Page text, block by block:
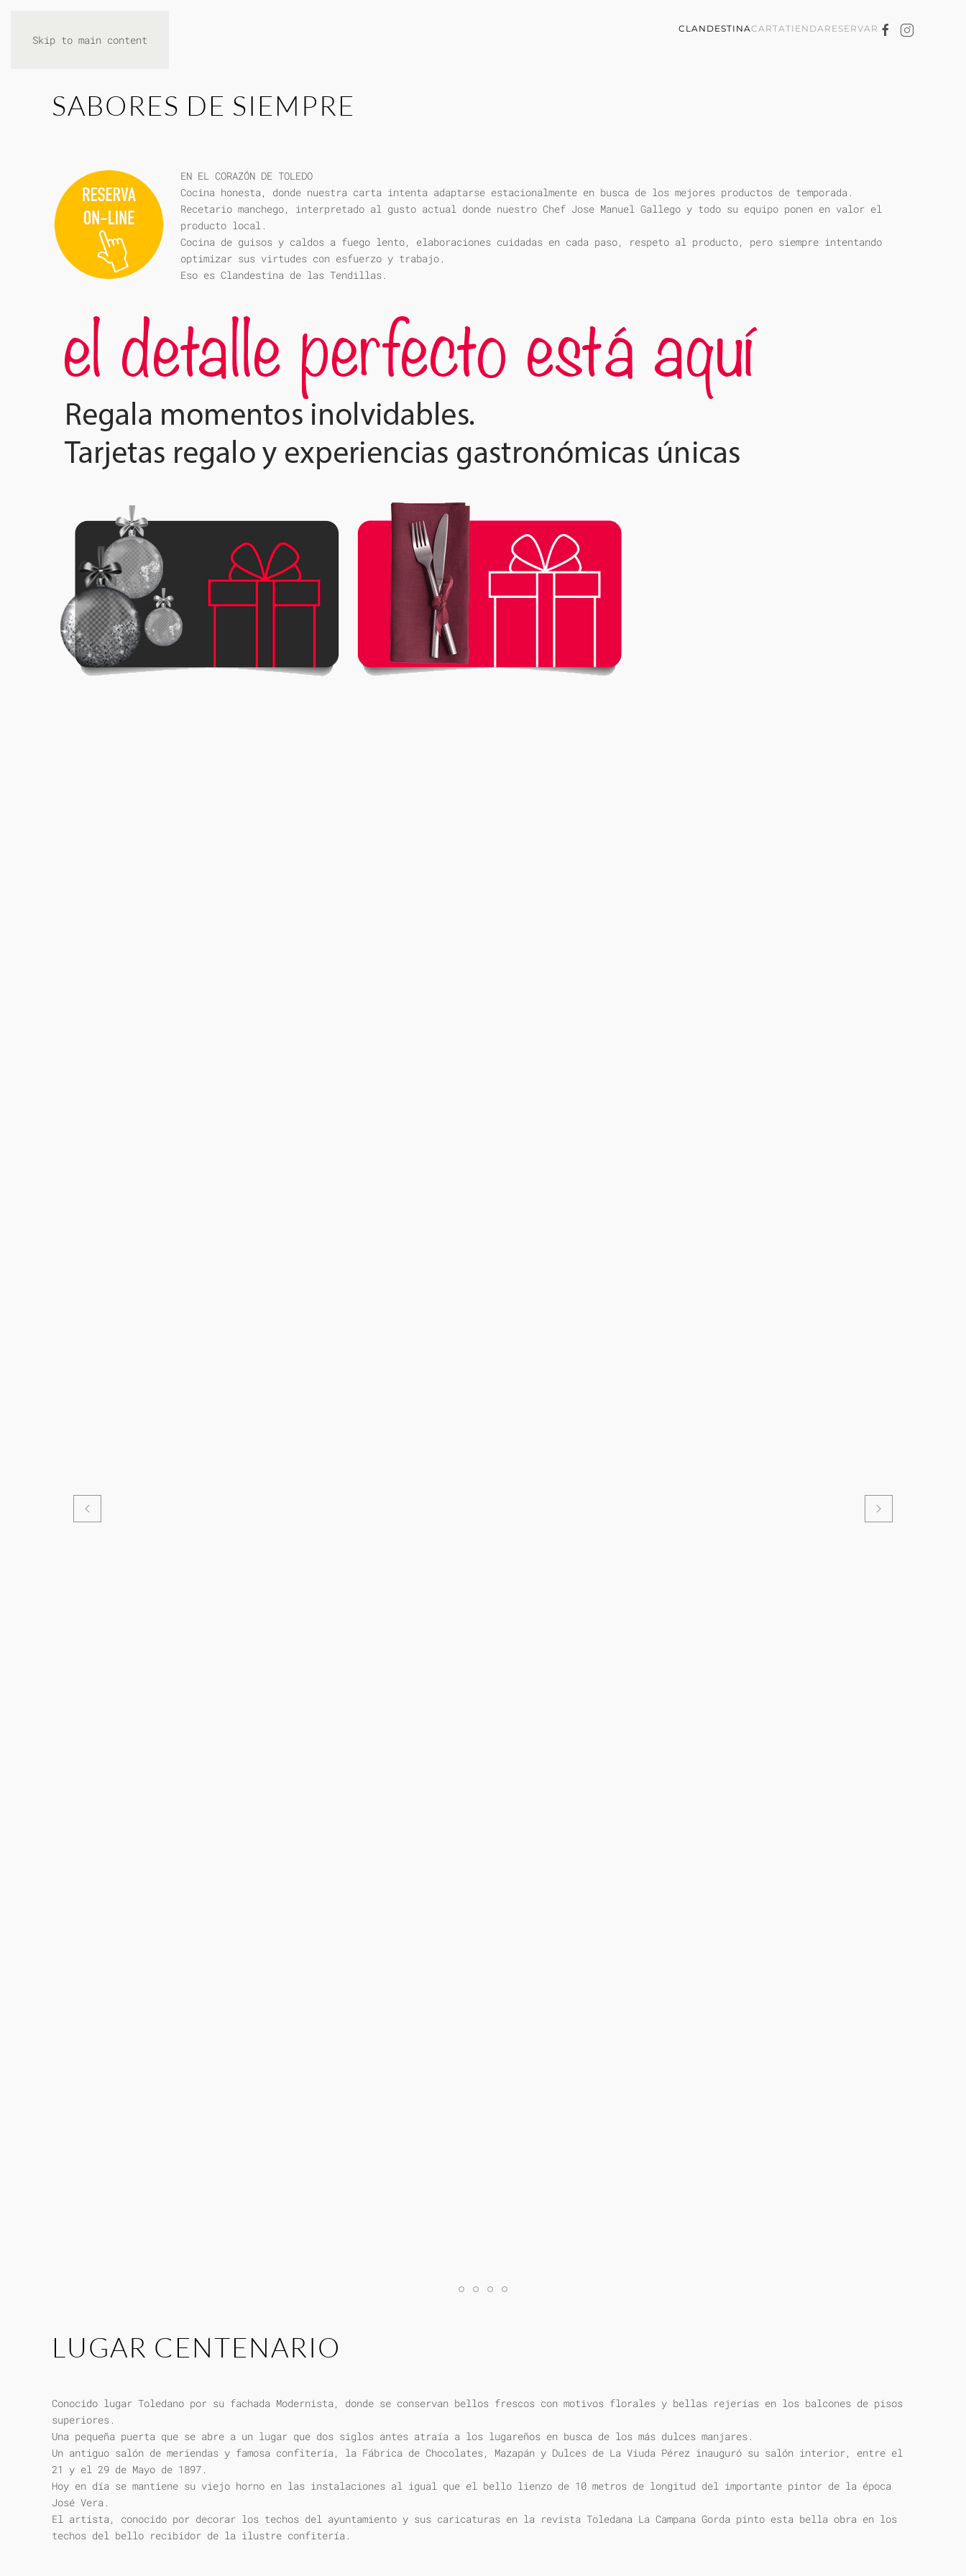
Skip to main content
CLANDESTINACARTATIENDARESERVAR
SABORES DE SIEMPRE
EN EL CORAZÓN DE TOLEDO
Cocina honesta, donde nuestra carta intenta adaptarse estacionalmente en busca de los mejores productos de temporada.
Recetario manchego, interpretado al gusto actual donde nuestro Chef Jose Manuel Gallego y todo su equipo ponen en valor el
producto local.
Cocina de guisos y caldos a fuego lento, elaboraciones cuidadas en cada paso, respeto al producto, pero siempre intentando
optimizar sus virtudes con esfuerzo y trabajo.
Eso es Clandestina de las Tendillas.
LUGAR CENTENARIO
Conocido lugar Toledano por su fachada Modernista, donde se conservan bellos frescos con motivos florales y bellas rejerías en los balcones de pisos
superiores.
Una pequeña puerta que se abre a un lugar que dos siglos antes atraía a los lugareños en busca de los más dulces manjares.
Un antiguo salón de meriendas y famosa confitería, la Fábrica de Chocolates, Mazapán y Dulces de La Viuda Pérez inauguró su salón interior, entre el
21 y el 29 de Mayo de 1897.
Hoy en día se mantiene su viejo horno en las instalaciones al igual que el bello lienzo de 10 metros de longitud del importante pintor de la época
José Vera.
El artista, conocido por decorar los techos del ayuntamiento y sus caricaturas en la revista Toledana La Campana Gorda pinto esta bella obra en los
techos del bello recibidor de la ilustre confitería.